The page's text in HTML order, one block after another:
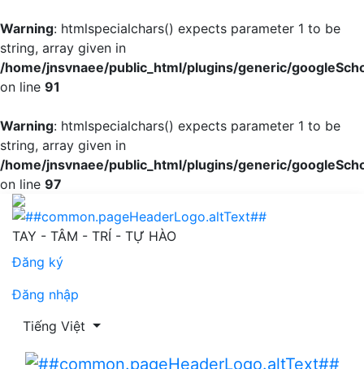
Warning: htmlspecialchars() expects parameter 1 to be
string, array given in
/home/jnsvnaee/public_html/plugins/generic/
on line 91
Warning: htmlspecialchars() expects parameter 1 to be
string, array given in
/home/jnsvnaee/public_html/plugins/generic/
on line 97
Kiến thức và thực hành cho trẻ bú sớm sau sinh và bú
TAY - TÂM - TRÍ - TỰ HÀO
Đăng ký
Đăng nhập
Thay đổi ngôn ngữ. Ngôn ngữ hiện tại là:
Tiếng Việt